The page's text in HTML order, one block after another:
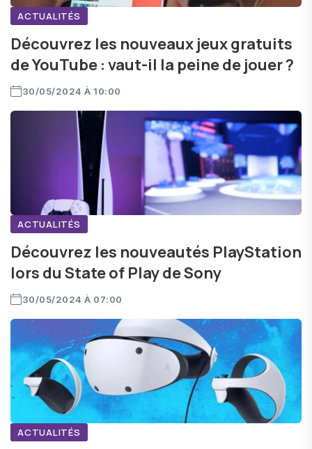
ACTUALITÉS
Découvrez les nouveaux jeux gratuits
de YouTube : vaut-il la peine de jouer ?
30/05/2024 À 10:00
ACTUALITÉS
Découvrez les nouveautés PlayStation
lors du State of Play de Sony
30/05/2024 À 07:00
ACTUALITÉS